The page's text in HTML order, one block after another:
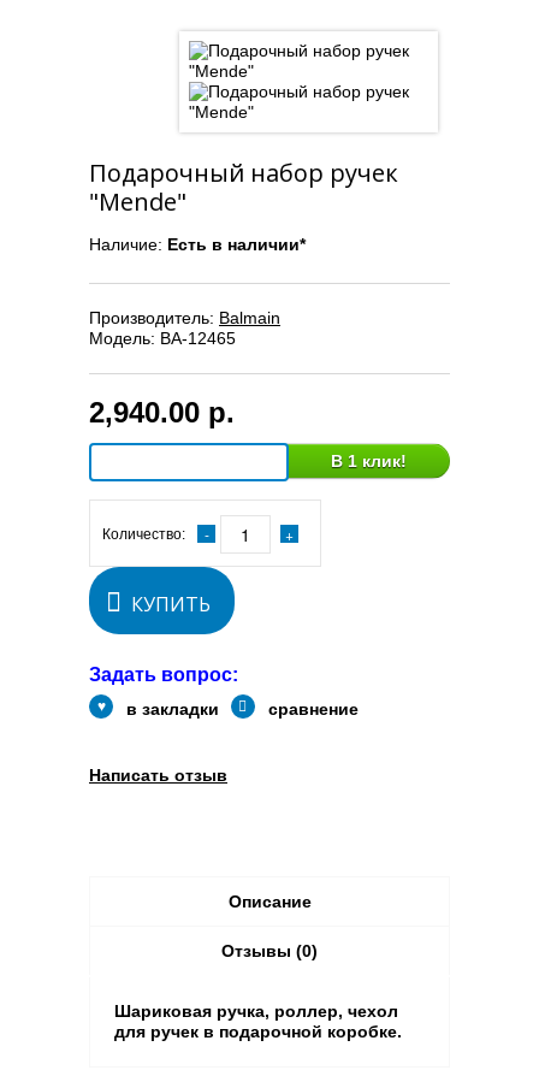
Подарочный набор ручек
"Mende"
Наличие: Есть в наличии*
Производитель: Balmain
Модель: BA-12465
2,940.00 р.
В 1 клик!
Количество:
КУПИТЬ
Задать вопрос:
в закладки сравнение
Написать отзыв
Описание
Отзывы (0)
Шариковая ручка, роллер, чехол
для ручек в подарочной коробке.